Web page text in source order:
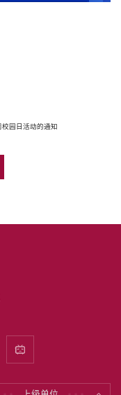
园日活动的通知